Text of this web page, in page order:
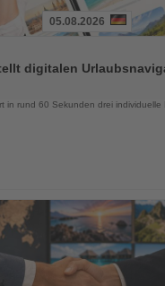
05.08.2026
digitalen
in rund 60 Sekunden drei individuelle